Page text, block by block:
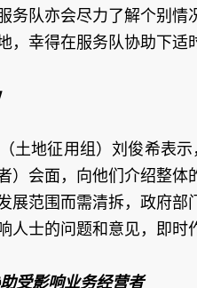
务队亦会尽力了解个别
，幸得在服务队协助下适
土地征用组）刘俊希表
）会面，向他们介绍整
展范围而需清拆，政府
人士的问题和意见，即时
受影响业务经营者